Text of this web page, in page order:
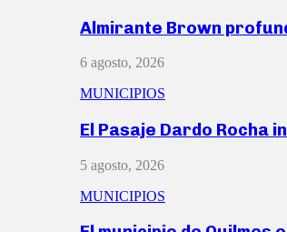
Almirante Brown
6 agosto, 2026
MUNICIPIOS
El Pasaje Dardo Rocha
5 agosto, 2026
MUNICIPIOS